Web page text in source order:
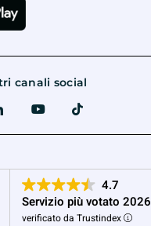
canali social
4.7
Servizio più votato 2026
verificato da Trustindex